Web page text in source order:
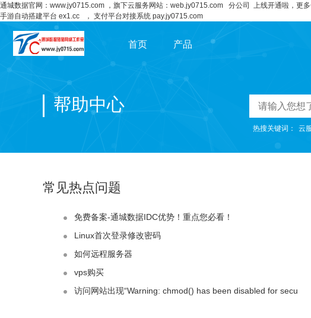
通城数据官网： www.jy0715.com ，旗下云服务网站： web.jy0715.com 分公司 上线开通啦，更多
手游自动搭建平台 ex1.cc ， 支付平台对接系统 pay.jy0715.com
首页 产品
域名主机
适用于
不限
独立
帮助中心
热搜关键词： 云
常见热点问题
免费备案-通城数据IDC优势！重点您必看！
Linux首次登录修改密码
如何远程服务器
vps购买
访问网站出现“Warning: chmod() has been disabled for secu